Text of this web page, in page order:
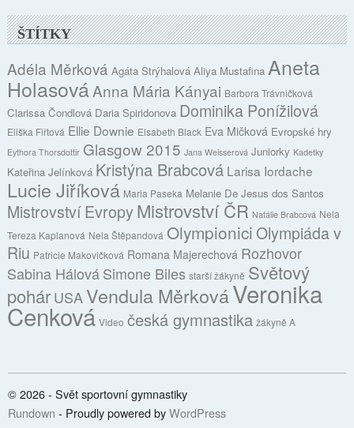
ŠTÍTKY
Adéla Měrková Agáta Strýhalová Aliya Mustafina Aneta
HolasováAnna Mária Kányai Barbora Trávničková
Clarissa Čondlová Daria Spiridonova Dominika Ponížilová
Eliška Fiřtová Ellie Downie Elsabeth Black Eva Mičková Evropské hry
Eythora Thorsdottir Glasgow 2015 Jana Weisserová Juniorky Kadetky
Kateřina Jelínková Kristýna Brabcová Larisa Iordache
Lucie Jiříková Maria Paseka Melanie De Jesus dos Santos
Mistrovství Evropy Mistrovství ČR Natálie Brabcová Nela
Tereza Kaplanová Nela Štěpandová OlympioniciOlympiáda v
Riu Patricie Makovičková Romana Majerechová Rozhovor
Sabina HálováSimone Biles starší žákyně Světový
pohárUSA Vendula MěrkováVeronika
Cenková Video česká gymnastika žákyně A
© 2026 - Svět sportovní gymnastiky
Rundown - Proudly powered byWordPress